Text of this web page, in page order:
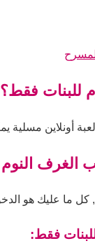
للبنات فقط؟
أونلاين مسلية
الغرف
ما عليك هو
فقط: